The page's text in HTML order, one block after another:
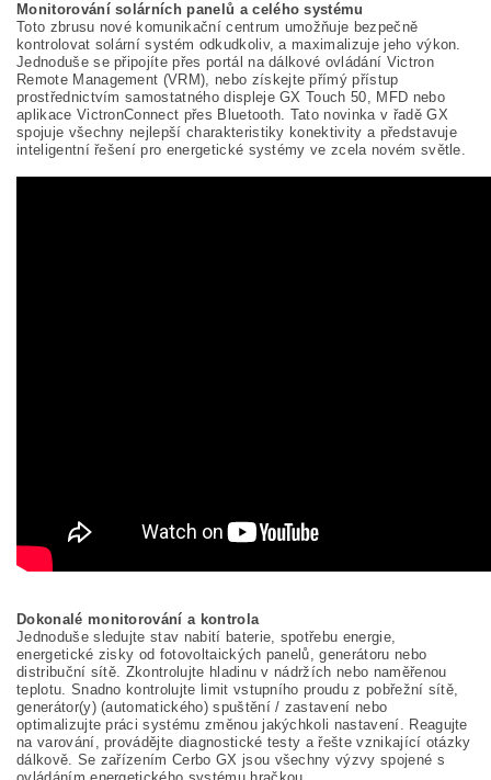
Monitorování solárních panelů a celého systému
Toto zbrusu nové komunikační centrum umožňuje bezpečně
kontrolovat solární systém odkudkoliv, a maximalizuje jeho výkon.
Jednoduše se připojíte přes portál na dálkové ovládání Victron
Remote Management (VRM), nebo získejte přímý přístup
prostřednictvím samostatného displeje GX Touch 50, MFD nebo
aplikace VictronConnect přes Bluetooth. Tato novinka v řadě GX
spojuje všechny nejlepší charakteristiky konektivity a představuje
inteligentní řešení pro energetické systémy ve zcela novém světle.
Dokonalé monitorování a kontrola
Jednoduše sledujte stav nabití baterie, spotřebu energie,
energetické zisky od fotovoltaických panelů, generátoru nebo
distribuční sítě. Zkontrolujte hladinu v nádržích nebo naměřenou
teplotu. Snadno kontrolujte limit vstupního proudu z pobřežní sítě,
generátor(y) (automatického) spuštění / zastavení nebo
optimalizujte práci systému změnou jakýchkoli nastavení. Reagujte
na varování, provádějte diagnostické testy a řešte vznikající otázky
dálkově. Se zařízením Cerbo GX jsou všechny výzvy spojené s